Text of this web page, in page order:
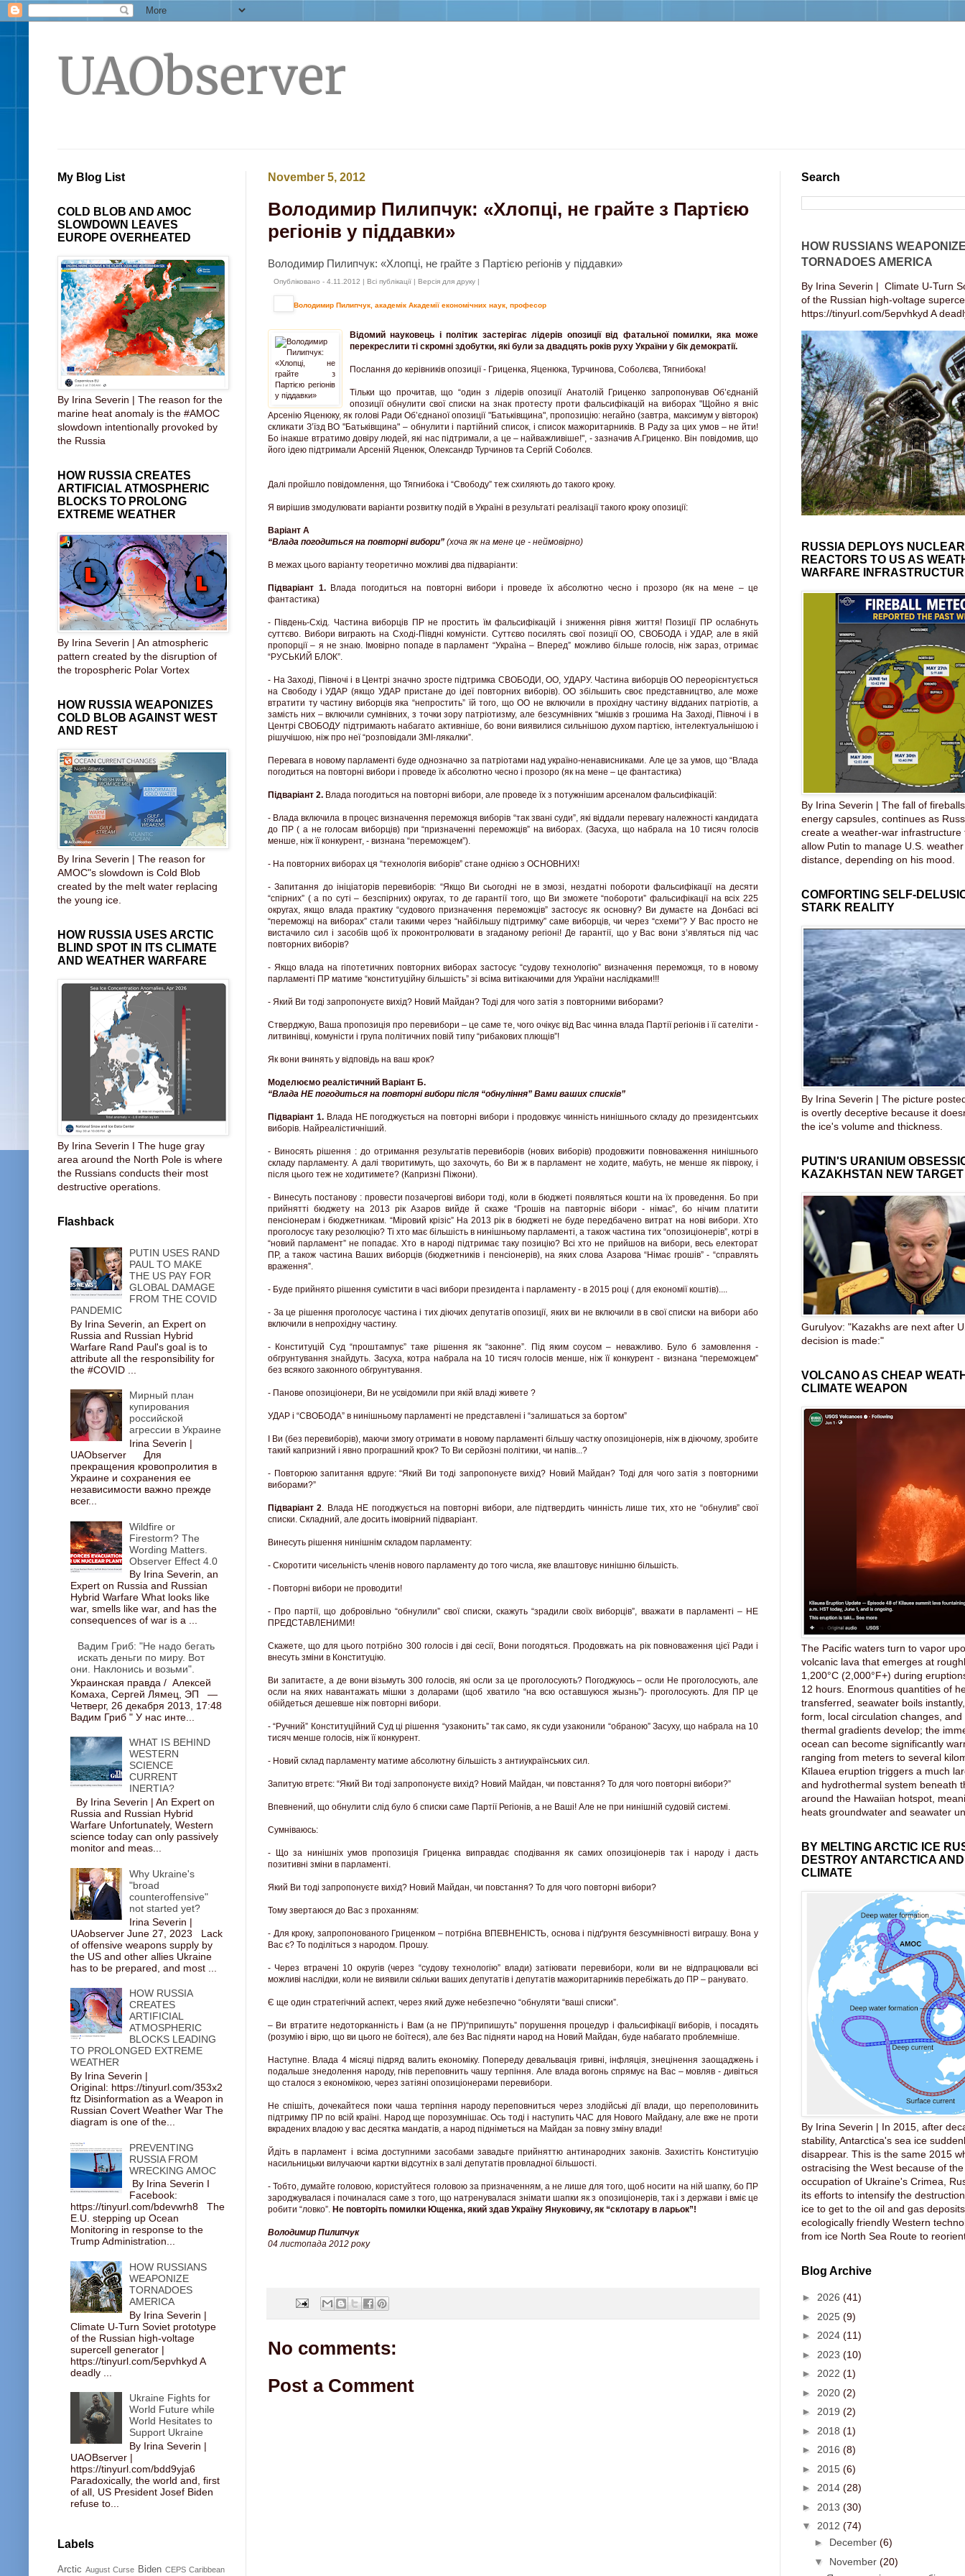
UAObserver
November 5, 2012
Володимир Пилипчук: «Хлопці, не грайте з Партією
регіонів у піддавки»
Володимир Пилипчук: «Хлопці, не грайте з Партією регіонів у піддавки»
Опубліковано - 4.11.2012 | Всі публікації Версія для друку
Володимир Пилипчук, академік Академії економічних наук, професор
Відомий науковець і політик застерігає лідерів опозиції від фатальної помилки, яка може
перекреслити ті скромні здобутки, які були за двадцять років руху України у бік демократії.
Послання до керівників опозиції - Гриценка, Яценюка, Турчинова, Соболєва, Тягнибока!
Тільки що прочитав, що “один з лідерів опозиції Анатолій Гриценко запропонував Об’єднаній
опозиції обнулити свої списки на знак протесту проти фальсифікацій на виборах "Щойно я вніс
Арсенію Яценюку, як голові Ради Об’єднаної опозиції "Батьківщина", пропозицію: негайно (завтра, максимум у вівторок)
скликати З’їзд ВО "Батьківщина" – обнулити і партійний список, і список мажоритарників. В Раду за цих умов – не йти!
Бо інакше втратимо довіру людей, які нас підтримали, а це – найважливіше!", - зазначив А.Гриценко. Він повідомив, що
його ідею підтримали Арсеній Яценюк, Олександр Турчинов та Сергій Соболєв.
Далі пройшло повідомлення, що Тягнибока і “Свободу” теж схиляють до такого кроку.
Я вирішив змодулювати варіанти розвитку подій в Україні в результаті реалізації такого кроку опозиції:
Варіант А
“Влада погодиться на повторні вибори” (хоча як на мене це - неймовірно)
В межах цього варіанту теоретично можливі два підваріанти:
Підваріант 1.Влада погодиться на повторні вибори і проведе їх абсолютно чесно і прозоро (як на мене – це
фантастика)
- Південь-Схід. Частина виборців ПР не простить їм фальсифікацій і зниження рівня життя! Позиції ПР ослабнуть
суттєво. Вибори виграють на Сході-Півдні комуністи. Суттєво посилять свої позиції ОО, СВОБОДА і УДАР, але в якій
пропорції – я не знаю. Імовірно попаде в парламент “Україна – Вперед” можливо більше голосів, ніж зараз, отримає
“РУСЬКИЙ БЛОК”.
- На Заході, Півночі і в Центрі значно зросте підтримка СВОБОДИ, ОО, УДАРУ. Частина виборців ОО переорієнтується
на Свободу і УДАР (якщо УДАР пристане до ідеї повторних виборів). ОО збільшить своє представництво, але може
втратити ту частину виборців яка “непростить” їй того, що ОО не включили в прохідну частину відданих патріотів, а
замість них – включили сумнівних, з точки зору патріотизму, але безсумнівних “мішків з грошима На Заході, Півночі і в
Центрі СВОБОДУ підтримають набагато активніше, бо вони виявилися сильнішою духом партією, інтелектуальнішою і
рішучішою, ніж про неї “розповідали ЗМІ-лякалки”.
Перевага в новому парламенті буде однозначно за патріотами над україно-ненависниками. Але це за умов, що “Влада
погодиться на повторні вибори і проведе їх абсолютно чесно і прозоро (як на мене – це фантастика)
Підваріант 2. Влада погодиться на повторні вибори, але проведе їх з потужнішим арсеналом фальсифікацій:
- Влада включила в процес визначення переможця виборів “так звані суди”, які віддали перевагу належності кандидата
до ПР ( а не голосам виборців) при “призначенні переможців” на виборах. (Засуха, що набрала на 10 тисяч голосів
менше, ніж її конкурент, - визнана “переможцем”).
- На повторних виборах ця “технологія виборів” стане однією з ОСНОВНИХ!
- Запитання до ініціаторів перевиборів: “Якщо Ви сьогодні не в змозі, нездатні побороти фальсифікації на десяти
“спірних” ( а по суті – безспірних) округах, то де гарантії того, що Ви зможете “побороти” фальсифікації на всіх 225
округах, якщо влада практику “судового призначення переможців” застосує як основну? Ви думаєте на Донбасі всі
“переможці на виборах” стали такими через “найбільшу підтримку” саме виборців, чи через “схеми”? У Вас просто не
вистачило сил і засобів щоб їх проконтролювати в згаданому регіоні! Де гарантії, що у Вас вони з’являться під час
повторних виборів?
- Якщо влада на гіпотетичних повторних виборах застосує “судову технологію” визначення переможця, то в новому
парламенті ПР матиме “конституційну більшість” зі всіма витікаючими для України наслідками!!!
- Який Ви тоді запропонуєте вихід? Новий Майдан? Тоді для чого затія з повторними виборами?
Стверджую, Ваша пропозиція про перевибори – це саме те, чого очікує від Вас чинна влада Партії регіонів і її сателіти -
литвинівці, комуністи і група політичних повій типу “рибакових плющів”!
Як вони вчинять у відповідь на ваш крок?
Моделюємо реалістичний Варіант Б.
“Влада НЕ погодиться на повторні вибори після “обнуління” Вами ваших списків”
Підваріант 1.Влада НЕ погоджується на повторні вибори і продовжує чинність нинішнього складу до президентських
виборів. Найреалістичніший.
- Виносять рішення : до отримання результатів перевиборів (нових виборів) продовжити повноваження нинішнього
складу парламенту. А далі творитимуть, що захочуть, бо Ви ж в парламент не ходите, мабуть, не менше як півроку, і
після цього теж не ходитимете? (Капризні Піжони).
- Винесуть постанову : провести позачергові вибори тоді, коли в бюджеті появляться кошти на їх проведення. Бо при
прийнятті бюджету на 2013 рік Азаров вийде й скаже “Грошів на павторніє вібори - німає”, бо нічим платити
пенсіонерам і бюджетникам. “Міровий крізіс” На 2013 рік в бюджеті не буде передбачено витрат на нові вибори. Хто
проголосує таку резолюцію? Ті хто має більшість в нинішньому парламенті, а також частина тих “опозиціонерів”, котрі в
“новий парламент” не попадає. Хто в народі підтримає таку позицію? Всі хто не прийшов на вибори, весь електорат
ПР, а також частина Ваших виборців (бюджетників і пенсіонерів), на яких слова Азарова “Німає грошів” - “справлять
враження”.
- Буде прийнято рішення сумістити в часі вибори президента і парламенту - в 2015 році ( для економії коштів)....
- За це рішення проголосує частина і тих діючих депутатів опозиції, яких ви не включили в в свої списки на вибори або
включили в непрохідну частину.
- Конституцій Суд “проштампує” таке рішення як “законне”. Під яким соусом – неважливо. Було б замовлення -
обгрунтування знайдуть. Засуха, котра набрала на 10 тисяч голосів менше, ніж її конкурент - визнана “переможцем”
без всякого законного обгрунтування.
- Панове опозиціонери, Ви не усвідомили при якій владі живете ?
УДАР і “СВОБОДА” в нинішньому парламенті не представлені і “залишаться за бортом”
І Ви (без перевиборів), маючи змогу отримати в новому парламенті більшу частку опозиціонерів, ніж в діючому, зробите
такий капризний і явно програшний крок? То Ви серйозні політики, чи напів...?
- Повторюю запитання вдруге: “Який Ви тоді запропонуєте вихід? Новий Майдан? Тоді для чого затія з повторними
виборами?”
Підваріант 2. Влада НЕ погоджується на повторні вибори, але підтвердить чинність лише тих, хто не “обнулив” свої
списки. Складний, але досить імовірний підваріант.
Винесуть рішення нинішнім складом парламенту:
- Скоротити чисельність членів нового парламенту до того числа, яке влаштовує нинішню більшість.
- Повторні вибори не проводити!
- Про партії, що добровільно “обнулили” свої списки, скажуть “зрадили своїх виборців”, вважати в парламенті – НЕ
ПРЕДСТАВЛЕНИМИ!
Скажете, що для цього потрібно 300 голосів і дві сесії, Вони погодяться. Продовжать на рік повноваження цієї Ради і
внесуть зміни в Конституцію.
Ви запитаєте, а де вони візьмуть 300 голосів, які осли за це проголосують? Погоджуюсь – осли Не проголосують, але
осли на яких навантажать мішки з доларами (щоб хватило “на всю оставшуюся жызнь”)- проголосують. Для ПР це
обійдеться дешевше ніж повторні вибори.
- “Ручний” Конституційний Суд ці рішення “узаконить” так само, як суди узаконили “обраною” Засуху, що набрала на 10
тисяч менше голосів, ніж її конкурент.
- Новий склад парламенту матиме абсолютну більшість з антиукраїнських сил.
Запитую втретє: “Який Ви тоді запропонуєте вихід? Новий Майдан, чи повстання? То для чого повторні вибори?”
Впевнений, що обнулити слід було б списки саме Партії Регіонів, а не Ваші! Але не при нинішній судовій системі.
Сумніваюсь:
- Що за нинішніх умов пропозиція Гриценка виправдає сподівання як самих опозиціонерів так і народу і дасть
позитивні зміни в парламенті.
Який Ви тоді запропонуєте вихід? Новий Майдан, чи повстання? То для чого повторні вибори?
Тому звертаюся до Вас з проханням:
- Для кроку, запропонованого Гриценком – потрібна ВПЕВНЕНІСТЬ, основа і підґрунтя безсумнівності виграшу. Вона у
Вас є? То поділіться з народом. Прошу.
- Через втрачені 10 округів (через “судову технологію” влади) затіювати перевибори, коли ви не відпрацювали всі
можливі наслідки, коли не виявили скільки ваших депутатів і депутатів мажоритарників перебіжать до ПР – ранувато.
Є ще один стратегічний аспект, через який дуже небезпечно “обнуляти “ваші списки”.
– Ви втратите недоторканність і Вам (а не ПР)“припишуть” порушення процедур і фальсифікації виборів, і посадять
(розумію і вірю, що ви цього не боїтеся), але без Вас підняти народ на Новий Майдан, буде набагато проблемніше.
Наступне. Влада 4 місяці підряд валить економіку. Попереду девальвація гривні, інфляція, знецінення заощаджень і
подальше знедолення народу, гнів переповнить чашу терпіння. Але влада вогонь спрямує на Вас – мовляв - дивіться
що сталося з економікою, через затіяні опозиціонерами перевибори.
Не спішіть, дочекайтеся поки чаша терпіння народу переповниться через злодійські дії влади, що переполовинить
підтримку ПР по всій країні. Народ ще порозумнішає. Ось тоді і наступить ЧАС для Нового Майдану, але вже не проти
вкрадених владою у вас десятка мандатів, а народ підніметься на Майдан за повну зміну влади!
Йдіть в парламент і всіма доступними засобами завадьте прийняттю антинародних законів. Захистіть Конституцію
насильницьки вилучаючи картки відсутніх в залі депутатів провладної більшості.
- Тобто, думайте головою, користуйтеся головою за призначенням, а не лише для того, щоб носити на ній шапку, бо ПР
зароджувалася і починалася саме з того, що натренувалася знімати шапки як з опозиціонерів, так і з держави і вміє це
робити “ловко”. Не повторіть помилки Ющенка, який здав Україну Януковичу, як “склотару в ларьок”!
Володимир Пилипчук
04 листопада 2012 року
No comments:
Post a Comment
My Blog List
COLD BLOB AND AMOC
SLOWDOWN LEAVES
EUROPE OVERHEATED
By Irina Severin | The reason for the
marine heat anomaly is the #AMOC
slowdown intentionally provoked by
the Russia
HOW RUSSIA CREATES
ARTIFICIAL ATMOSPHERIC
BLOCKS TO PROLONG
EXTREME WEATHER
By Irina Severin | An atmospheric
pattern created by the disruption of
the tropospheric Polar Vortex
HOW RUSSIA WEAPONIZES
COLD BLOB AGAINST WEST
AND REST
By Irina Severin | The reason for
AMOC"s slowdown is Cold Blob
created by the melt water replacing
the young ice.
HOW RUSSIA USES ARCTIC
BLIND SPOT IN ITS CLIMATE
AND WEATHER WARFARE
By Irina Severin I The huge gray
area around the North Pole is where
the Russians conducts their most
destructive operations.
Flashback
PUTIN USES RAND
PAUL TO MAKE
THE US PAY FOR
GLOBAL DAMAGE
FROM THE COVID
PANDEMIC
By Irina Severin, an Expert on
Russia and Russian Hybrid
Warfare Rand Paul's goal is to
attribute all the responsibility for
the #COVID ...
Мирный план
купирования
российской
агрессии в Украине
Irina Severin |
UAObserver Для
прекращения кровопролития в
Украине и сохранения ее
независимости важно прежде
всег...
Wildfire or
Firestorm? The
Wording Matters.
Observer Effect 4.0
By Irina Severin, an
Expert on Russia and Russian
Hybrid Warfare What looks like
war, smells like war, and has the
consequences of war is a ...
Вадим Гриб: "Не надо бегать
искать деньги по миру. Вот
они. Наклонись и возьми".
Украинская правда / Алексей
Комаха, Сергей Лямец, ЭП —
Четверг, 26 декабря 2013, 17:48
Вадим Гриб " У нас инте...
WHAT IS BEHIND
WESTERN
SCIENCE
CURRENT
INERTIA?
By Irina Severin | An Expert on
Russia and Russian Hybrid
Warfare Unfortunately, Western
science today can only passively
monitor and meas...
Why Ukraine's
"broad
counteroffensive"
not started yet?
Irina Severin |
UAobserver June 27, 2023 Lack
of offensive weapons supply by
the US and other allies Ukraine
has to be prepared, and most ...
HOW RUSSIA
CREATES
ARTIFICIAL
ATMOSPHERIC
BLOCKS LEADING
TO PROLONGED EXTREME
WEATHER
By Irina Severin |
Original: https://tinyurl.com/353x2
ftz Disinformation as a Weapon in
Russian Covert Weather War The
diagram is one of the...
PREVENTING
RUSSIA FROM
WRECKING AMOC
By Irina Severin I
Facebook:
https://tinyurl.com/bdevwrh8 The
E.U. stepping up Ocean
Monitoring in response to the
Trump Administration...
HOW RUSSIANS
WEAPONIZE
TORNADOES
AMERICA
By Irina Severin |
Climate U-Turn Soviet prototype
of the Russian high-voltage
supercell generator |
https://tinyurl.com/5epvhkyd A
deadly ...
Ukraine Fights for
World Future while
World Hesitates to
Support Ukraine
By Irina Severin |
UAOBserver |
https://tinyurl.com/bdd9yja6
Paradoxically, the world and, first
of all, US President Josef Biden
refuse to...
Labels
Arctic August Curse Biden CEPS Caribbean
Search
HOW RUSSIANS
TORNADOES AMERICA
By Irina Severin | Climate U-Turn
of the Russian high-voltage
https://tinyurl.com/5epvhkyd A
RUSSIA DEPLOYS
REACTORS TO US AS
WARFARE
By Irina Severin | The fall of
energy capsules, continues as
create a weather-war infrastructure
allow Putin to manage U.S.
distance, depending on his mood.
COMFORTING SELF-
STARK REALITY
By Irina Severin | The picture
is overtly deceptive because it
the ice's volume and thickness.
PUTIN'S URANIUM
KAZAKHSTAN NEW TARGET
Gurulyov: "Kazakhs are next after
decision is made:"
VOLCANO AS CHEAP
CLIMATE WEAPON
The Pacific waters turn to vapor
volcanic lava that emerges at
1,200°C (2,000°F+) during
12 hours. Enormous quantities of
transferred, seawater boils
form, local circulation changes,
thermal gradients develop; the
ocean can become significantly
ranging from meters to several
Kīlauea eruption triggers a much
and hydrothermal system beneath
around the Hawaiian hotspot,
heats groundwater and seawater
BY MELTING ARCTIC ICE
DESTROY ANTARCTICA
CLIMATE
By Irina Severin | In 2015, after
stability, Antarctica's sea ice
disappear. This is the same 2015
ostracising the West because of
occupation of Ukraine's Crimea,
its efforts to intensify the
ice to get to the oil and gas
ecologically friendly Western
from ice North Sea Route to
Blog Archive
► 2026 (41)
► 2025 (9)
► 2024 (11)
► 2023 (10)
► 2022 (1)
► 2020 (2)
► 2019 (2)
► 2018 (1)
► 2016 (8)
► 2015 (6)
► 2014 (28)
► 2013 (30)
▼ 2012 (74)
► December (6)
▼ November (20)